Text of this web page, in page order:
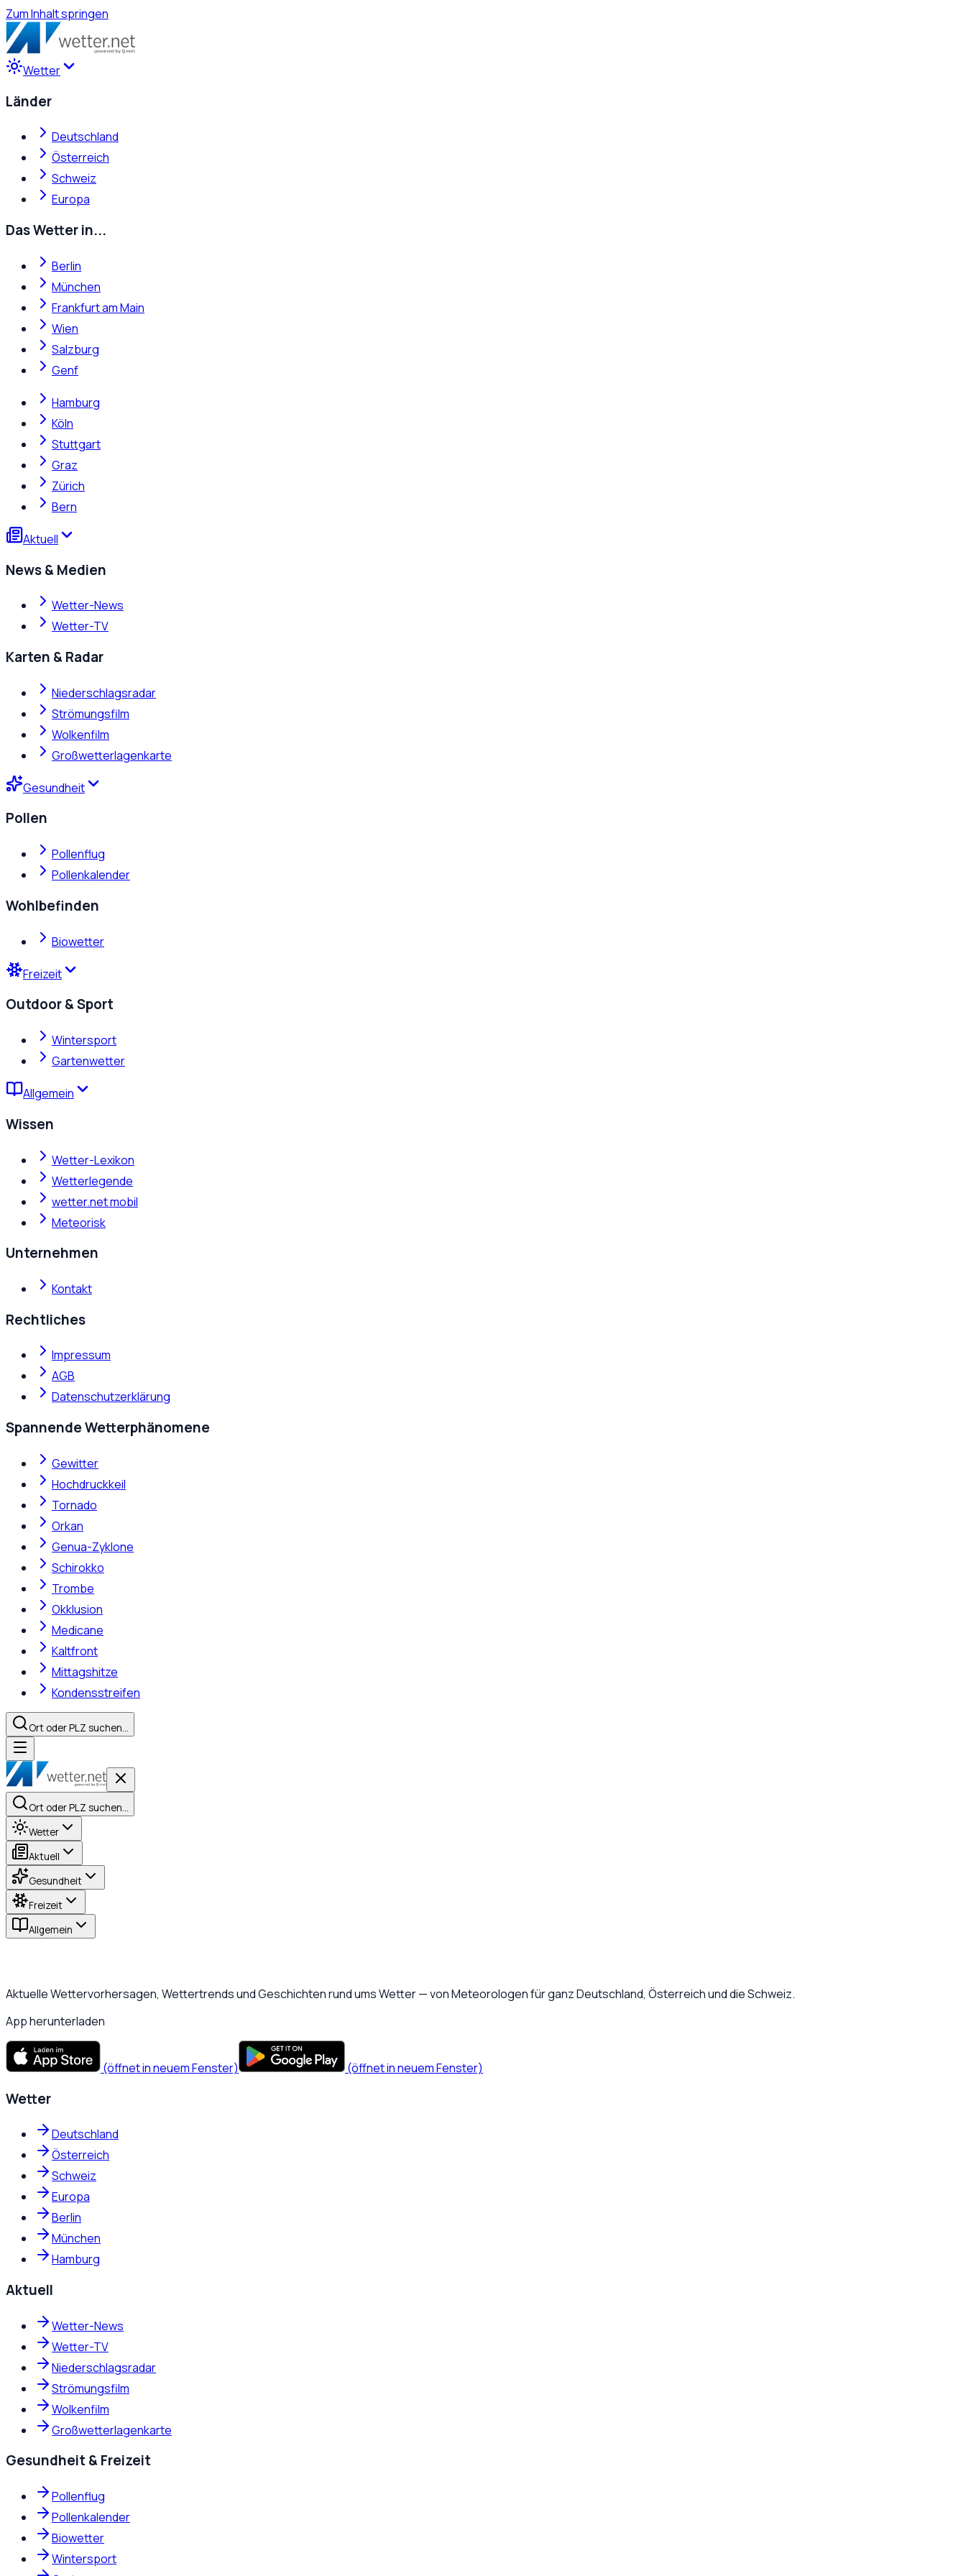
Zum Inhalt springen
Wetter
Länder
Deutschland
Österreich
Schweiz
Europa
Das Wetter in...
Berlin
München
Frankfurt am Main
Wien
Salzburg
Genf
Hamburg
Köln
Stuttgart
Graz
Zürich
Bern
Aktuell
News & Medien
Wetter-News
Wetter-TV
Karten & Radar
Niederschlagsradar
Strömungsfilm
Wolkenfilm
Großwetterlagenkarte
Gesundheit
Pollen
Pollenflug
Pollenkalender
Wohlbefinden
Biowetter
Freizeit
Outdoor & Sport
Wintersport
Gartenwetter
Allgemein
Wissen
Wetter-Lexikon
Wetterlegende
wetter.net mobil
Meteorisk
Unternehmen
Kontakt
Rechtliches
Impressum
AGB
Datenschutzerklärung
Spannende Wetterphänomene
Gewitter
Hochdruckkeil
Tornado
Orkan
Genua-Zyklone
Schirokko
Trombe
Okklusion
Medicane
Kaltfront
Mittagshitze
Kondensstreifen
Ort oder PLZ suchen…
Ort oder PLZ suchen…
Wetter
Aktuell
Gesundheit
Freizeit
Allgemein
Aktuelle Wettervorhersagen, Wettertrends und Geschichten rund ums Wetter — von Meteorologen für ganz Deutschland, Österreich und die Schweiz.
App herunterladen
(öffnet in neuem Fenster) (öffnet in neuem Fenster)
Wetter
Deutschland
Österreich
Schweiz
Europa
Berlin
München
Hamburg
Aktuell
Wetter-News
Wetter-TV
Niederschlagsradar
Strömungsfilm
Wolkenfilm
Großwetterlagenkarte
Gesundheit & Freizeit
Pollenflug
Pollenkalender
Biowetter
Wintersport